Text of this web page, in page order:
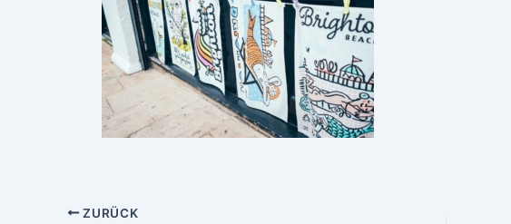
ZURÜCK